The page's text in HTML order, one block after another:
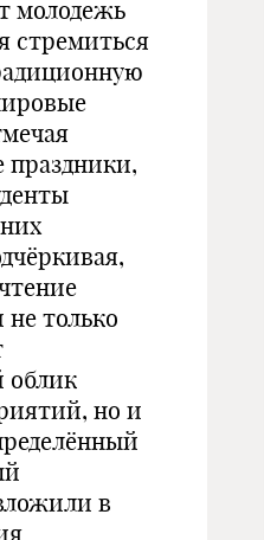
молодежь
стремиться
только
облик
но и
в